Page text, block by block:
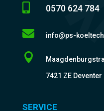
0570 624 784
 info@ps-

7421 ZE Deventer
SERVICE